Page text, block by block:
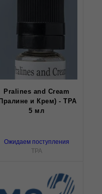
Pralines and Cream
и Крем) - TPA
5 мл
Ожидаем поступления
TPA